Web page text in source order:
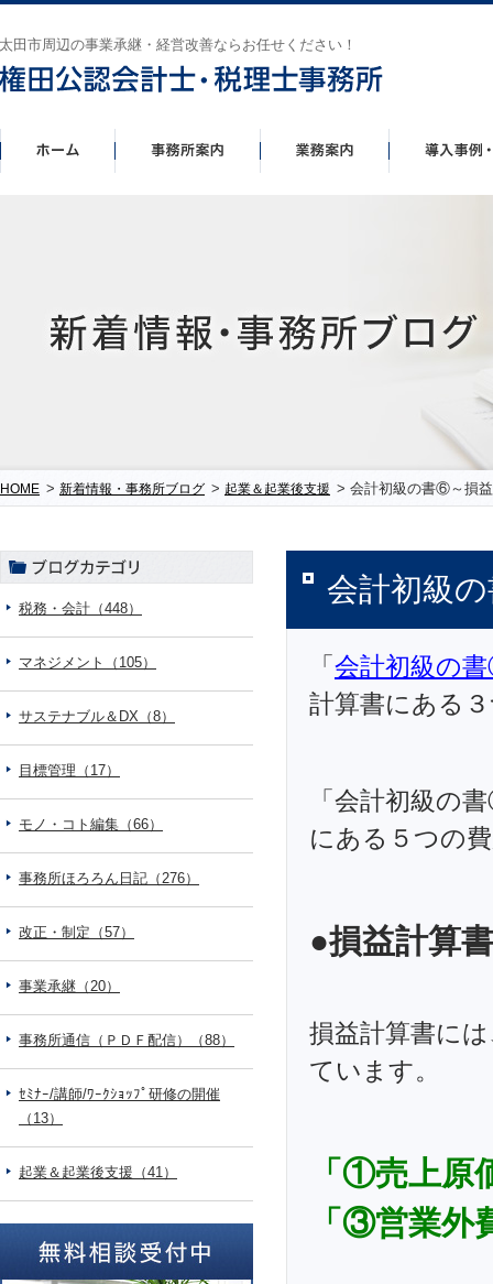
太田市周辺の事業承継・経営改善ならお任せください！
HOME > 新着情報・事務所ブログ > 起業＆起業後支援 > 会計初級の書⑥～損
会計初級
「会計初級の
計算書にある
「会計初級の
にある５つの
●損益計算
損益計算書に
ています。
「①売上
「③営業外
税務・会計（448）
マネジメント（105）
サステナブル＆DX（8）
目標管理（17）
モノ・コト編集（66）
事務所ほろろん日記（276）
改正・制定（57）
事業承継（20）
事務所通信（ＰＤＦ配信）（88）
ｾﾐﾅｰ/講師/ﾜｰｸｼｮｯﾌﾟ研修の開催
（13）
起業＆起業後支援（41）